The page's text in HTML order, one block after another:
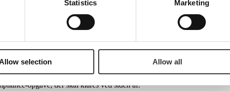
Statistics Marketing
selection Allow all
opgaven forsvinder, men fordi rammerne bliver
stabile.
det, der virkelig giver mening for den enkelte virksomhed:
opgave, der skal klares ved siden af.